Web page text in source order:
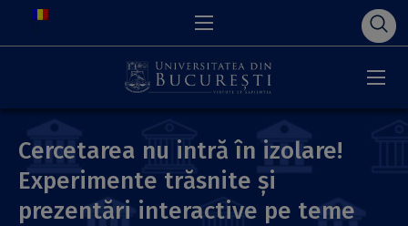
Cercetarea nu intră în izolare!
Experimente trăsnite și
prezentări interactive pe teme